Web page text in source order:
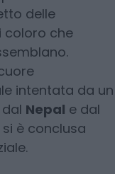
delle
coloro che
intentata da un
Nepal e dal
si è conclusa